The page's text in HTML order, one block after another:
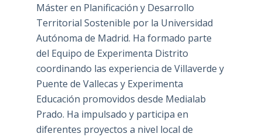
Máster en Planificación y Desarrollo
Territorial Sostenible por la Universidad
Autónoma de Madrid. Ha formado parte
del Equipo de Experimenta Distrito
coordinando las experiencia de Villaverde y
Puente de Vallecas y Experimenta
Educación promovidos desde Medialab
Prado. Ha impulsado y participa en
diferentes proyectos a nivel local de